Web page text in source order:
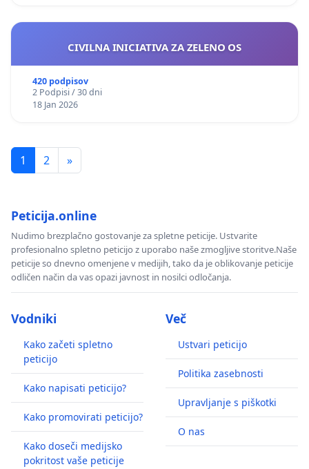
CIVILNA INICIATIVA ZA ZELENO OS
420 podpisov
2 Podpisi / 30 dni
18 Jan 2026
1 2 »
Peticija.online
Nudimo brezplačno gostovanje za spletne peticije. Ustvarite
profesionalno spletno peticijo z uporabo naše zmogljive storitve.Naše
peticije so dnevno omenjene v medijih, tako da je oblikovanje peticije
odličen način da vas opazi javnost in nosilci odločanja.
Vodniki
Kako začeti spletno
peticijo
Kako napisati peticijo?
Kako promovirati peticijo?
Kako doseči medijsko
pokritost vaše peticije
Več
Ustvari peticijo
Politika zasebnosti
Upravljanje s piškotki
O nas